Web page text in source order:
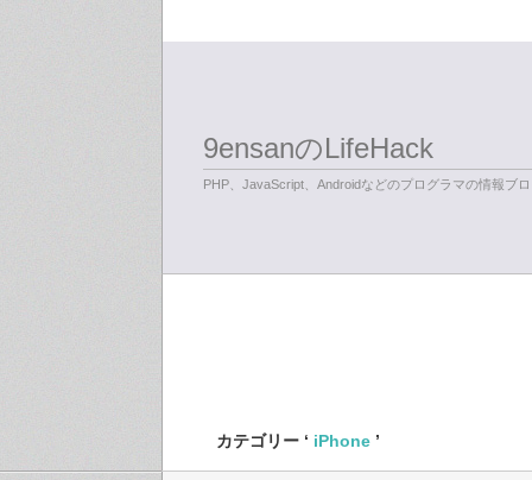
9ensanのLifeHack
PHP、JavaScript、Androidなどのプログラマの情報ブ
カテゴリー ‘ iPhone ’